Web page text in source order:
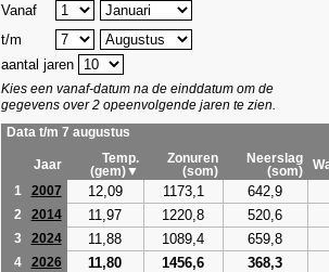
Vanaf
t/m
aantal jaren
Kies een vanaf-datum na de einddatum om de
gegevens over 2 opeenvolgende jaren te zien.
Data t/m 7 augustus
Jaar
Temp.
(gem)▼
Zonuren
(som)
Neerslag
(som)
1
2007 12,09 1173,1 642,9
2 2014 11,97 1220,8 520,6
3 2024 11,88 1089,4 659,8
4 2026 11,80 1456,6 368,3